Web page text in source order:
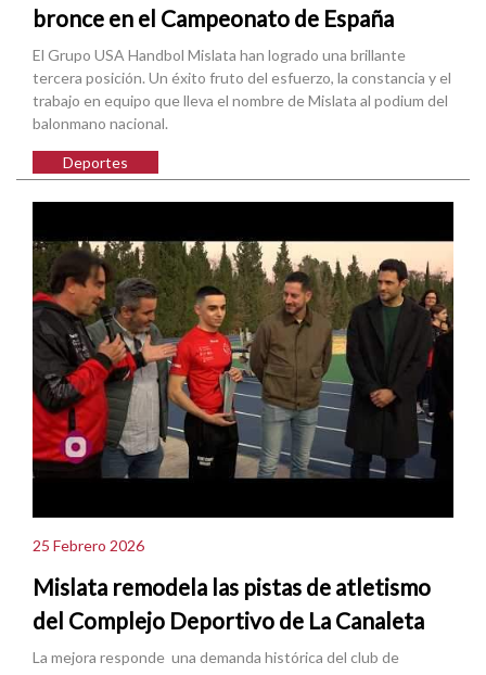
bronce en el Campeonato de España
El Grupo USA Handbol Mislata han logrado una brillante
tercera posición. Un éxito fruto del esfuerzo, la constancia y el
trabajo en equipo que lleva el nombre de Mislata al podium del
balonmano nacional.
Deportes
25 Febrero 2026
Mislata remodela las pistas de atletismo
del Complejo Deportivo de La Canaleta
La mejora responde una demanda histórica del club de